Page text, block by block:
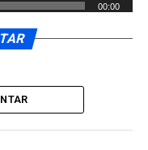
00:00
en la urgente
Villa Santa Lucía, en
00:00